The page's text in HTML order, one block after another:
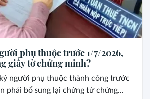
phụ thuộc trước 1/7/2026,
giấy tờ chứng minh?
người phụ thuộc thành công trước
phải bổ sung lại chứng từ chứng...